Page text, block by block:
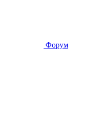
Форум